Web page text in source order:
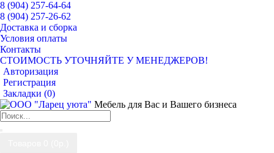
8 (904) 257-64-64
8 (904) 257-26-62
Доставка и сборка
Условия оплаты
Контакты
СТОИМОСТЬ УТОЧНЯЙТЕ У МЕНЕДЖЕРОВ!
Авторизация
Регистрация
Закладки (0)
Мебель для Вас и Вашего бизнеса